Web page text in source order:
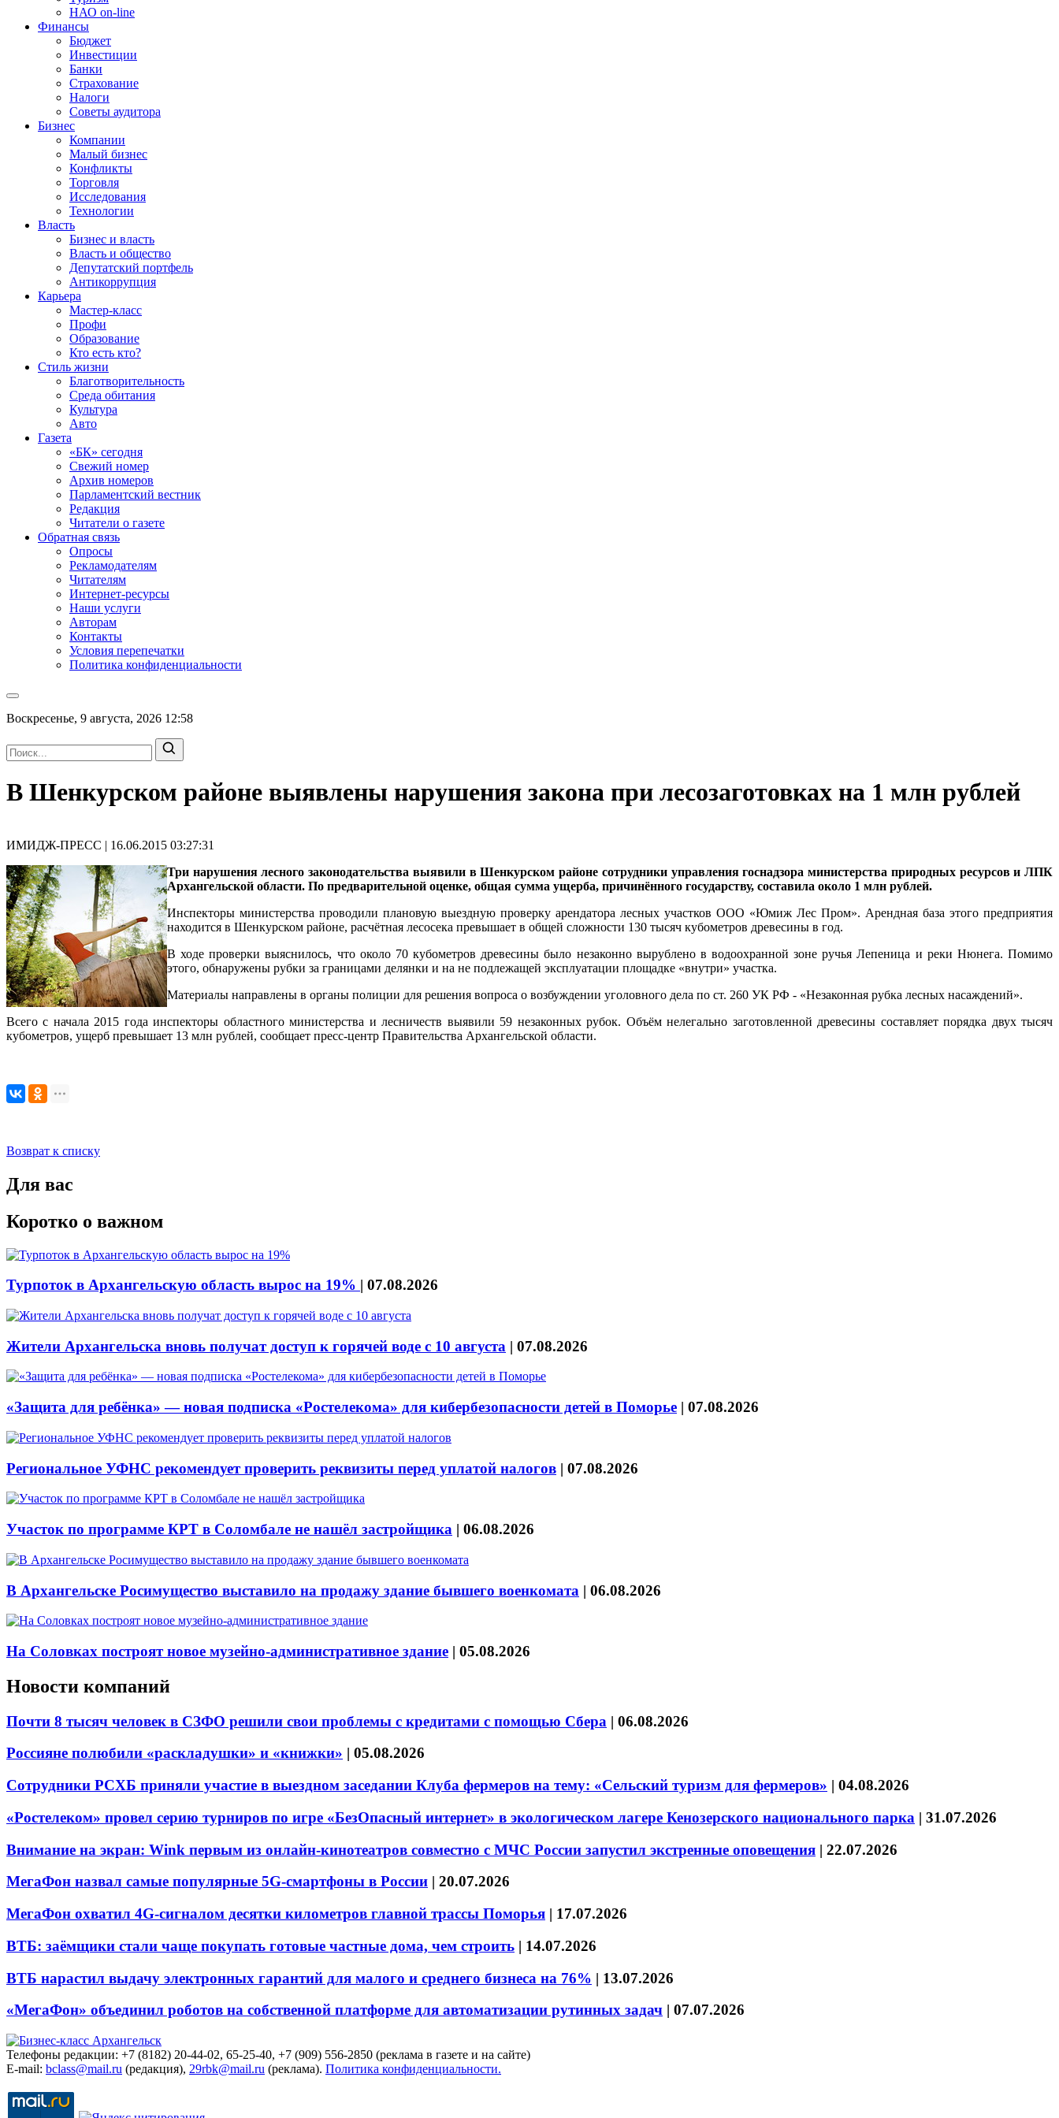
НАО on-line
Финансы
Бюджет
Инвестиции
Банки
Страхование
Налоги
Советы аудитора
Бизнес
Компании
Малый бизнес
Конфликты
Торговля
Исследования
Технологии
Власть
Бизнес и власть
Власть и общество
Депутатский портфель
Антикоррупция
Карьера
Мастер-класс
Профи
Образование
Кто есть кто?
Стиль жизни
Благотворительность
Среда обитания
Культура
Авто
Газета
«БК» сегодня
Свежий номер
Архив номеров
Парламентский вестник
Редакция
Читатели о газете
Обратная связь
Опросы
Рекламодателям
Читателям
Интернет-ресурсы
Наши услуги
Авторам
Контакты
Условия перепечатки
Политика конфиденциальности
Воскресенье, 9 августа, 2026 12:58
В Шенкурском районе выявлены нарушения закона при лесозаготовках на 1 млн рублей
ИМИДЖ-ПРЕСС | 16.06.2015 03:27:31
Три нарушения лесного законодательства выявили в Шенкурском районе сотрудники управления госнадзора министерства природных ресурсов и ЛПК
Архангельской области. По предварительной оценке, общая сумма ущерба, причинённого государству, составила около 1 млн рублей.
Инспекторы министерства проводили плановую выездную проверку арендатора лесных участков ООО «Юмиж Лес Пром». Арендная база этого предприятия
находится в Шенкурском районе, расчётная лесосека превышает в общей сложности 130 тысяч кубометров древесины в год.
В ходе проверки выяснилось, что около 70 кубометров древесины было незаконно вырублено в водоохранной зоне ручья Лепеница и реки Нюнега. Помимо
этого, обнаружены рубки за границами делянки и на не подлежащей эксплуатации площадке «внутри» участка.
Материалы направлены в органы полиции для решения вопроса о возбуждении уголовного дела по ст. 260 УК РФ - «Незаконная рубка лесных насаждений».
Всего с начала 2015 года инспекторы областного министерства и лесничеств выявили 59 незаконных рубок. Объём нелегально заготовленной древесины составляет порядка двух тысяч
кубометров, ущерб превышает 13 млн рублей, сообщает пресс-центр Правительства Архангельской области.
Возврат к списку
Для вас
Коротко о важном
Турпоток в Архангельскую область вырос на 19% | 07.08.2026
Жители Архангельска вновь получат доступ к горячей воде с 10 августа | 07.08.2026
«Защита для ребёнка» — новая подписка «Ростелекома» для кибербезопасности детей в Поморье | 07.08.2026
Региональное УФНС рекомендует проверить реквизиты перед уплатой налогов | 07.08.2026
Участок по программе КРТ в Соломбале не нашёл застройщика | 06.08.2026
В Архангельске Росимущество выставило на продажу здание бывшего военкомата | 06.08.2026
На Соловках построят новое музейно-административное здание | 05.08.2026
Новости компаний
Почти 8 тысяч человек в СЗФО решили свои проблемы с кредитами с помощью Сбера | 06.08.2026
Россияне полюбили «раскладушки» и «книжки» | 05.08.2026
Сотрудники РСХБ приняли участие в выездном заседании Клуба фермеров на тему: «Сельский туризм для фермеров» | 04.08.2026
«Ростелеком» провел серию турниров по игре «БезОпасный интернет» в экологическом лагере Кенозерского национального парка | 31.07.2026
Внимание на экран: Wink первым из онлайн-кинотеатров совместно с МЧС России запустил экстренные оповещения | 22.07.2026
МегаФон назвал самые популярные 5G-смартфоны в России | 20.07.2026
МегаФон охватил 4G-сигналом десятки километров главной трассы Поморья | 17.07.2026
ВТБ: заёмщики стали чаще покупать готовые частные дома, чем строить | 14.07.2026
ВТБ нарастил выдачу электронных гарантий для малого и среднего бизнеса на 76% | 13.07.2026
«МегаФон» объединил роботов на собственной платформе для автоматизации рутинных задач | 07.07.2026
Телефоны редакции: +7 (8182) 20-44-02, 65-25-40, +7 (909) 556-2850 (реклама в газете и на сайте)
E-mail: bclass@mail.ru (редакция), 29rbk@mail.ru (реклама). Политика конфиденциальности.